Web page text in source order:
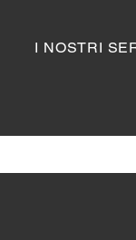
I NOSTRI